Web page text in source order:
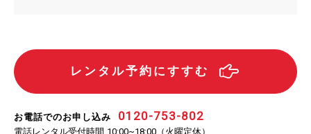
レンタル予約にすすむ
お電話でのお申し込み 0120-753-802
電話レンタル受付時間 10:00~18:00 （火曜定休）